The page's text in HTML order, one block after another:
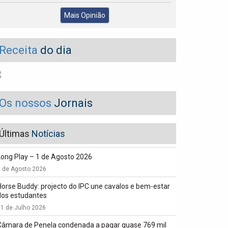
Mais Opinião
do dia
nossos Jornais
Notícias
Play – 1 de Agosto 2026
de Agosto 2026
Buddy: projecto do IPC une cavalos e bem-estar
estudantes
de Julho 2026
de Penela condenada a pagar quase 769 mil